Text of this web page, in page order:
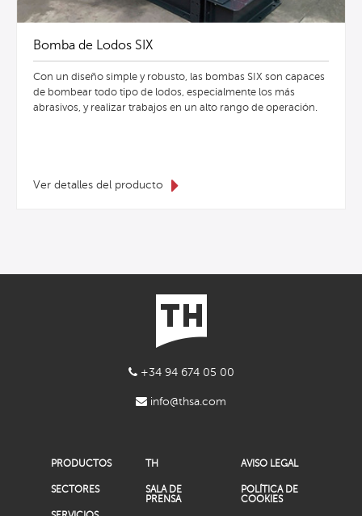
Bomba de Lodos SIX
Con un diseño simple y robusto, las bombas SIX son capaces
de bombear todo tipo de lodos, especialmente los más
abrasivos, y realizar trabajos en un alto rango de operación.
Ver detalles del producto
+34 94 674 05 00
info@thsa.com
PRODUCTOS
SECTORES
TH
SALA DE
PRENSA
AVISO LEGAL
POLÍTICA DE
COOKIES